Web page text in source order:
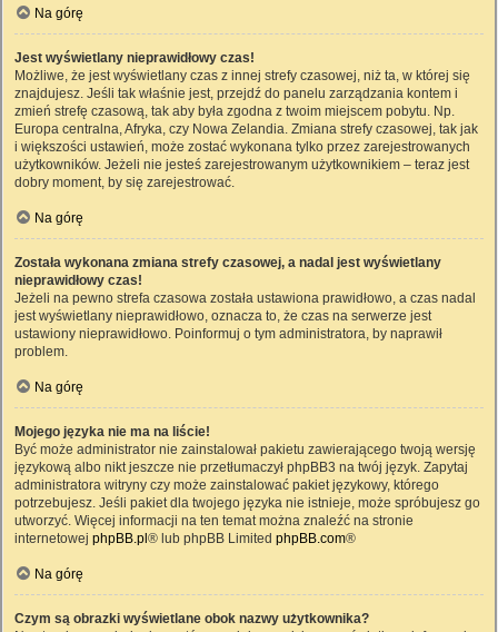
Na górę
Jest wyświetlany nieprawidłowy czas!
Możliwe, że jest wyświetlany czas z innej strefy czasowej, niż ta, w której się
znajdujesz. Jeśli tak właśnie jest, przejdź do panelu zarządzania kontem i
zmień strefę czasową, tak aby była zgodna z twoim miejscem pobytu. Np.
Europa centralna, Afryka, czy Nowa Zelandia. Zmiana strefy czasowej, tak jak
i większości ustawień, może zostać wykonana tylko przez zarejestrowanych
użytkowników. Jeżeli nie jesteś zarejestrowanym użytkownikiem – teraz jest
dobry moment, by się zarejestrować.
Na górę
Została wykonana zmiana strefy czasowej, a nadal jest wyświetlany
nieprawidłowy czas!
Jeżeli na pewno strefa czasowa została ustawiona prawidłowo, a czas nadal
jest wyświetlany nieprawidłowo, oznacza to, że czas na serwerze jest
ustawiony nieprawidłowo. Poinformuj o tym administratora, by naprawił
problem.
Na górę
Mojego języka nie ma na liście!
Być może administrator nie zainstalował pakietu zawierającego twoją wersję
językową albo nikt jeszcze nie przetłumaczył phpBB3 na twój język. Zapytaj
administratora witryny czy może zainstalować pakiet językowy, którego
potrzebujesz. Jeśli pakiet dla twojego języka nie istnieje, może spróbujesz go
utworzyć. Więcej informacji na ten temat można znaleźć na stronie
internetowej phpBB.pl ® lub phpBB Limited phpBB.com®
Na górę
Czym są obrazki wyświetlane obok nazwy użytkownika?